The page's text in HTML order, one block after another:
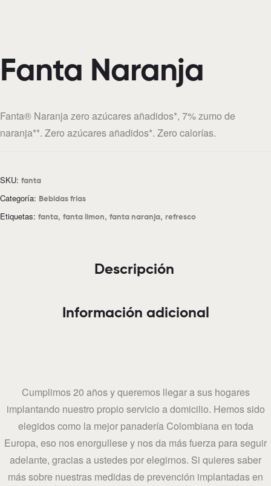
Fanta Naranja
Fanta® Naranja zero azúcares añadidos*, 7% zumo de
naranja**. Zero azúcares añadidos*. Zero calorías.
SKU: fanta
Categoría: Bebidas frías
Etiquetas: fanta, fanta limon, fanta naranja, refresco
Descripción
Información adicional
Cumplimos 20 años y queremos llegar a sus hogares
implantando nuestro propio servicio a domicilio. Hemos sido
elegidos como la mejor panadería Colombiana en toda
Europa, eso nos enorgullese y nos da más fuerza para seguir
adelante, gracias a ustedes por elegirnos. Si quieres saber
más sobre nuestras medidas de prevención implantadas en